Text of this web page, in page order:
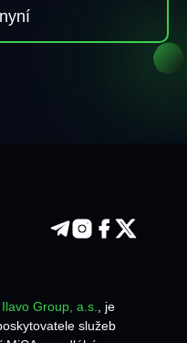
Ilavo Group, a.s., je
služeb